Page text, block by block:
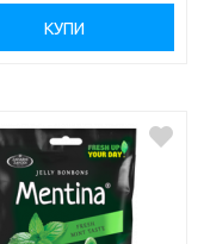
КУПИ